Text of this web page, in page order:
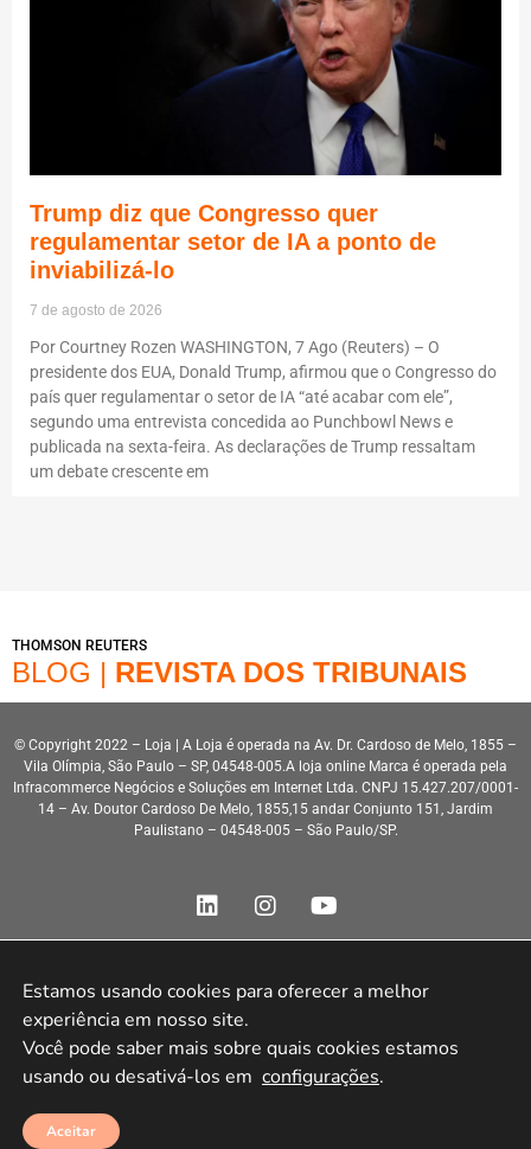
Trump diz que Congresso quer
regulamentar setor de IA a ponto de
inviabilizá-lo
7 de agosto de 2026
Por Courtney Rozen WASHINGTON, 7 Ago (Reuters) – O
presidente dos EUA, Donald Trump, afirmou que o Congresso do
país quer regulamentar o setor de IA “até acabar com ele”,
segundo uma entrevista concedida ao Punchbowl News e
publicada na sexta-feira. As declarações de Trump ressaltam
um debate crescente em
THOMSON REUTERS
BLOG | REVISTA DOS TRIBUNAIS
© Copyright 2022 – Loja | A Loja é operada na Av. Dr. Cardoso de Melo, 1855 –
Vila Olímpia, São Paulo – SP, 04548-005.A loja online Marca é operada pela
Infracommerce Negócios e Soluções em Internet Ltda. CNPJ 15.427.207/0001-
14 – Av. Doutor Cardoso De Melo, 1855,15 andar Conjunto 151, Jardim
Paulistano – 04548-005 – São Paulo/SP.
Estamos usando cookies para oferecer a melhor
experiência em nosso site.
Você pode saber mais sobre quais cookies estamos
usando ou desativá-los em configurações.
Aceitar